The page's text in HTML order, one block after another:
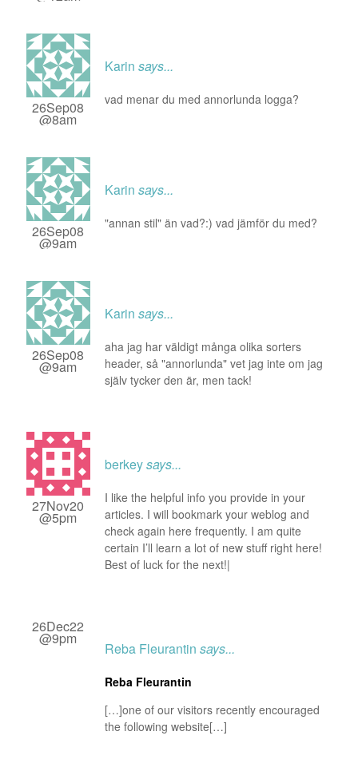
26Sep08
@8am
Karin says...
vad menar du med annorlunda logga?
26Sep08
@9am
Karin says...
"annan stil" än vad?:) vad jämför du med?
26Sep08
@9am
Karin says...
aha jag har väldigt många olika sorters
header, så "annorlunda" vet jag inte om jag
själv tycker den är, men tack!
27Nov20
@5pm
berkeysays...
I like the helpful info you provide in your
articles. I will bookmark your weblog and
check again here frequently. I am quite
certain I’ll learn a lot of new stuff right here!
Best of luck for the next!|
26Dec22
@9pm
Reba Fleurantin says...
Reba Fleurantin
[…]one of our visitors recently encouraged
the following website[…]